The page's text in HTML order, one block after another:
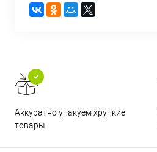
Аккуратно упакуем хрупкие
товары